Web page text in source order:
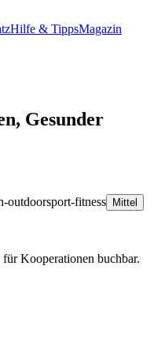
Hilfe & TippsMagazin
Gesunder
outdoorsport-fitness Mittel
Kooperationen buchbar.